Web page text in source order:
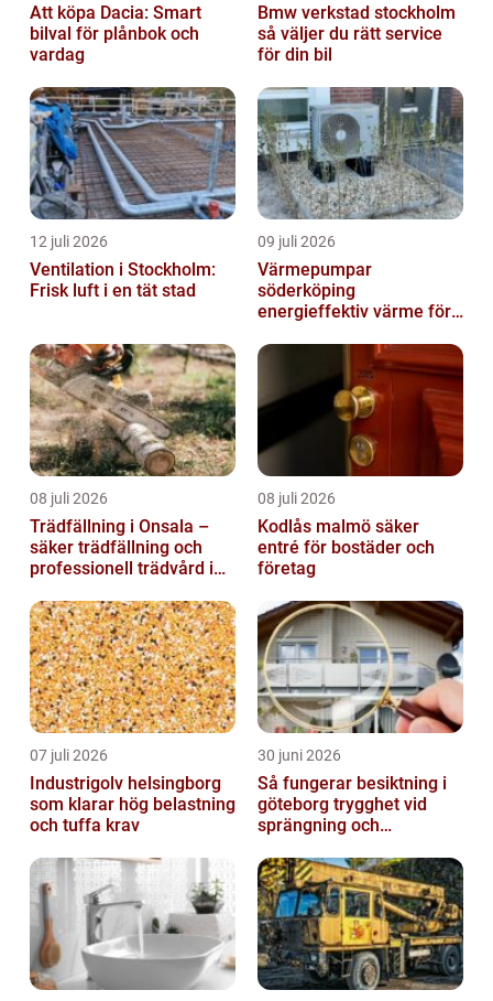
Att köpa Dacia: Smart
bilval för plånbok och
vardag
Bmw verkstad stockholm
så väljer du rätt service
för din bil
12 juli 2026
Ventilation i Stockholm:
Frisk luft i en tät stad
09 juli 2026
Värmepumpar
söderköping
energieffektiv värme för
08 juli 2026
Trädfällning i Onsala –
säker trädfällning och
professionell trädvård i
08 juli 2026
Kodlås malmö säker
entré för bostäder och
företag
07 juli 2026
Industrigolv helsingborg
som klarar hög belastning
och tuffa krav
30 juni 2026
Så fungerar besiktning i
göteborg trygghet vid
sprängning och